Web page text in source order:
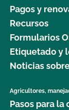
Pagos y
Recursos
Formularios
Etiquetado y
Noticias
Agricultores,
Pasos para